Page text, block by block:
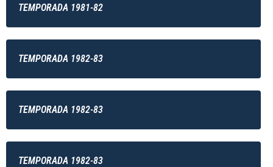
TEMPORADA 1981-82
TEMPORADA 1982-83
TEMPORADA 1982-83
TEMPORADA 1982-83